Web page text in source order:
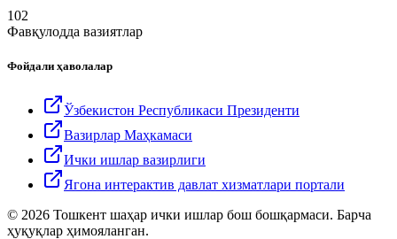
102
Фавқулодда вазиятлар
Фойдали ҳаволалар
Ўзбекистон Республикаси Президенти
Вазирлар Маҳкамаси
Ички ишлар вазирлиги
Ягона интерактив давлат хизматлари портали
© 2026 Тошкент шаҳар ички ишлар бош бошқармаси. Барча
ҳуқуқлар ҳимояланган.